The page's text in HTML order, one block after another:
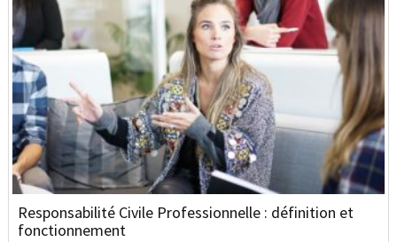
Responsabilité Civile Professionnelle : définition et
fonctionnement